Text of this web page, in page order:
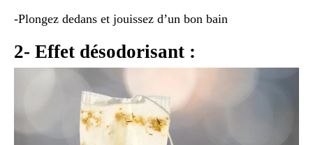
-Plongez dedans et jouissez d’un bon bain
2- Effet désodorisant :